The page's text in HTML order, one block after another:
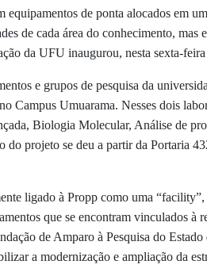
equipamentos de ponta alocados em
de cada área do conhecimento,
da UFU inaugurou, nesta sexta-
e grupos de pesquisa da
Campus Umuarama. Nesses dois
Biologia Molecular, Análise de
do projeto se deu a partir da Portaria
ligado à Propp como uma “facility”,
que se encontram vinculados
de Amparo à Pesquisa do
a modernização e ampliação da